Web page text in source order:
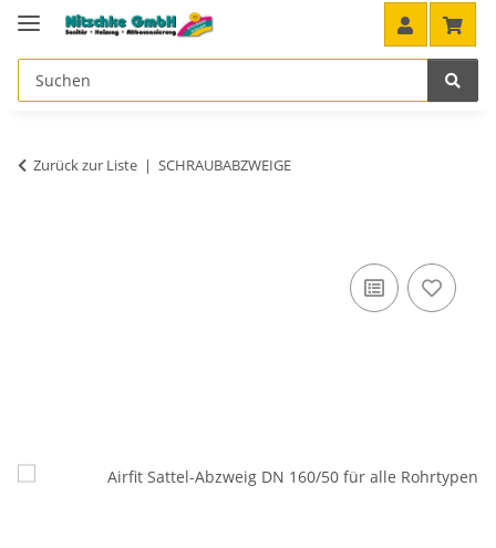
Zurück zur Liste SCHRAUBABZWEIGE